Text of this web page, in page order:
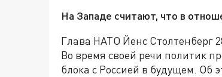
На Западе считают, что в
Глава НАТО Йенс Столтенберг
Во время своей речи политик
блока с Россией в будущем. Об